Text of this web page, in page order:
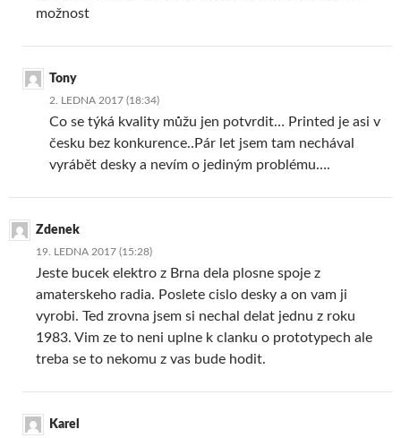
možnost
Tony
2. LEDNA 2017 (18:34)
Co se týká kvality můžu jen potvrdit… Printed je asi v
česku bez konkurence..Pár let jsem tam nechával
vyrábět desky a nevím o jediným problému….
Zdenek
19. LEDNA 2017 (15:28)
Jeste bucek elektro z Brna dela plosne spoje z
amaterskeho radia. Poslete cislo desky a on vam ji
vyrobi. Ted zrovna jsem si nechal delat jednu z roku
1983. Vim ze to neni uplne k clanku o prototypech ale
treba se to nekomu z vas bude hodit.
Karel